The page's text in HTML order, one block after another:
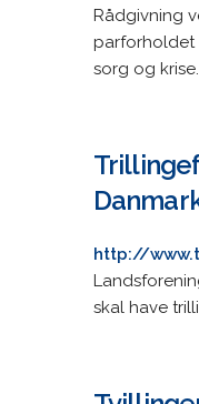
Rådgivning
parforholdet
sorg og krise.
http://
skal have